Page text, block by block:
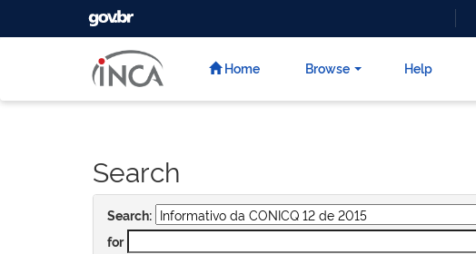
GOVBR
Home Browse Help
Search
Search:
for